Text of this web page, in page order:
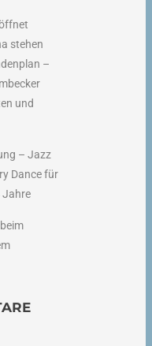
stehen
–
und
– Jazz
Dance für
Jahre